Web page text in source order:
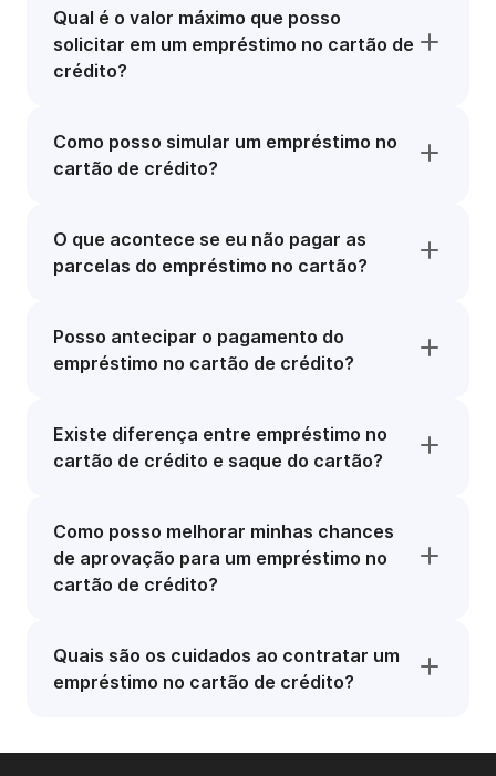
Qual é o valor máximo que posso
solicitar em um empréstimo no cartão de
crédito?
Como posso simular um empréstimo no
cartão de crédito?
O que acontece se eu não pagar as
parcelas do empréstimo no cartão?
Posso antecipar o pagamento do
empréstimo no cartão de crédito?
Existe diferença entre empréstimo no
cartão de crédito e saque do cartão?
Como posso melhorar minhas chances
de aprovação para um empréstimo no
cartão de crédito?
Quais são os cuidados ao contratar um
empréstimo no cartão de crédito?